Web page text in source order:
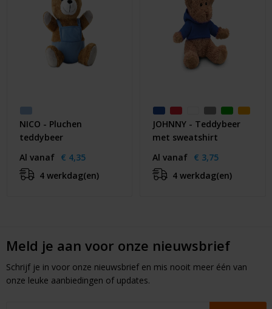
NICO - Pluchen
teddybeer
Al vanaf € 4,35
4 werkdag(en)
JOHNNY - Teddybeer
met sweatshirt
Al vanaf € 3,75
4 werkdag(en)
Meld je aan voor onze nieuwsbrief
Schrijf je in voor onze nieuwsbrief en mis nooit meer één van
onze leuke aanbiedingen of updates.